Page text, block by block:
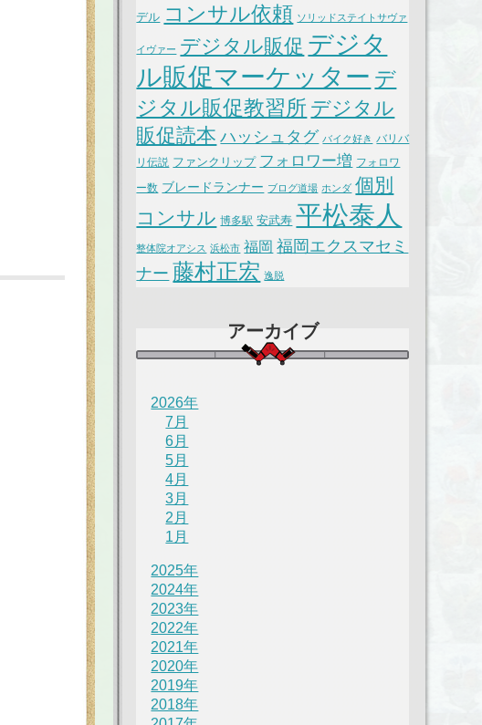
デル コンサル依頼 ソリッドステイトサヴァ
イヴァー デジタル販促 デジタ
ル販促マーケッター デ
ジタル販促教習所 デジタル
販促読本 ハッシュタグ バイク好き バリバ
リ伝説 ファンクリップ フォロワー増 フォロワ
ー数 ブレードランナー ブログ道場 ホンダ 個別
コンサル 博多駅 安武寿 平松泰人
整体院オアシス 浜松市 福岡 福岡エクスマセミ
ナー 藤村正宏 逸脱
アーカイブ
2026年
7月
6月
5月
4月
3月
2月
1月
2025年
2024年
2023年
2022年
2021年
2020年
2019年
2018年